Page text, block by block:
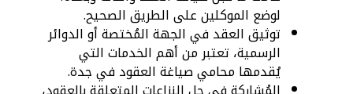
لوضع الموكلين على الطريق الصحيح.
توثيق العقد في الجهة المُختصة أو الدوائر
الرسمية، تعتبر من أهم الخدمات التي
يُقدمها محامي صياغة العقود في جدة.